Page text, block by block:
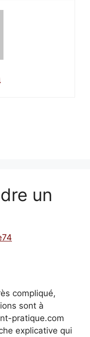
un
compliqué,
sont à
pratique.com
explicative qui